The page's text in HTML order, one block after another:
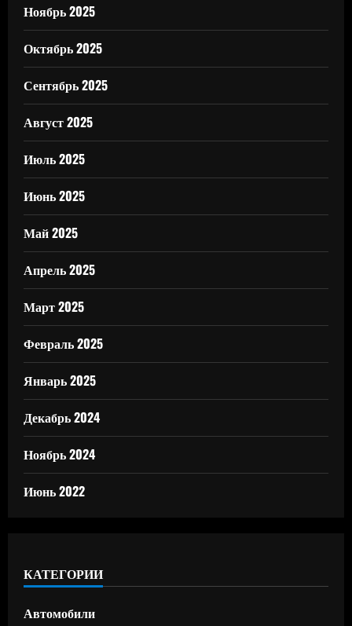
Ноябрь 2025
Октябрь 2025
Сентябрь 2025
Август 2025
Июль 2025
Июнь 2025
Май 2025
Апрель 2025
Март 2025
Февраль 2025
Январь 2025
Декабрь 2024
Ноябрь 2024
Июнь 2022
КАТЕГОРИИ
Автомобили